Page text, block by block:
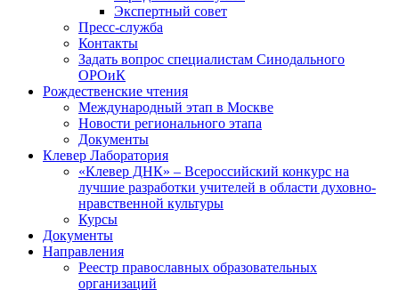
Экспертный совет
Пресс-служба
Контакты
Задать вопрос специалистам Синодального
ОРОиК
Рождественские чтения
Международный этап в Москве
Новости регионального этапа
Документы
Клевер Лаборатория
«Клевер ДНК» – Всероссийский конкурс на
лучшие разработки учителей в области духовно-
нравственной культуры
Курсы
Документы
Направления
Реестр православных образовательных
организаций